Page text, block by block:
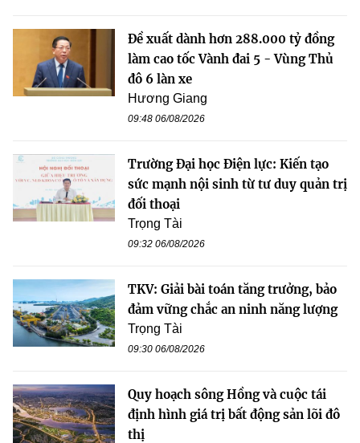
Đề xuất dành hơn 288.000 tỷ đồng
làm cao tốc Vành đai 5 - Vùng Thủ
đô 6 làn xe
Hương Giang
09:48 06/08/2026
Trường Đại học Điện lực: Kiến tạo
sức mạnh nội sinh từ tư duy quản trị
đối thoại
Trọng Tài
09:32 06/08/2026
TKV: Giải bài toán tăng trưởng, bảo
đảm vững chắc an ninh năng lượng
Trọng Tài
09:30 06/08/2026
Quy hoạch sông Hồng và cuộc tái
định hình giá trị bất động sản lõi đô
thị